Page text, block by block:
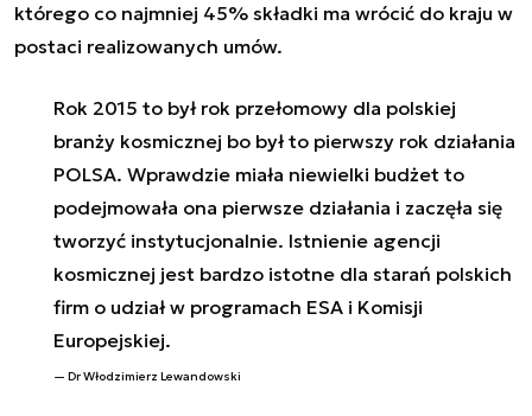
którego co najmniej 45% składki ma wrócić do kraju w
postaci realizowanych umów.
Rok 2015 to był rok przełomowy dla polskiej
branży kosmicznej bo był to pierwszy rok działania
POLSA. Wprawdzie miała niewielki budżet to
podejmowała ona pierwsze działania i zaczęła się
tworzyć instytucjonalnie. Istnienie agencji
kosmicznej jest bardzo istotne dla starań polskich
firm o udział w programach ESA i Komisji
Europejskiej.
Dr Włodzimierz Lewandowski